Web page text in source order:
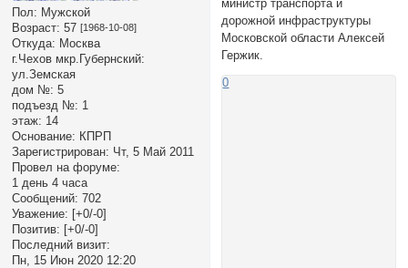
Пол: Мужской
Возраст: 57 [1968-10-08]
Откуда: Москва
г.Чехов мкр.Губернский:
ул.Земская
дом №: 5
подъезд №: 1
этаж: 14
Основание: КПРП
Зарегистрирован: Чт, 5 Май 2011
Провел на форуме:
1 день 4 часа
Сообщений: 702
Уважение: [+0/-0]
Позитив: [+0/-0]
Последний визит:
Пн, 15 Июн 2020 12:20
министр транспорта и
дорожной инфраструктуры
Московской области Алексей
Гержик.
0